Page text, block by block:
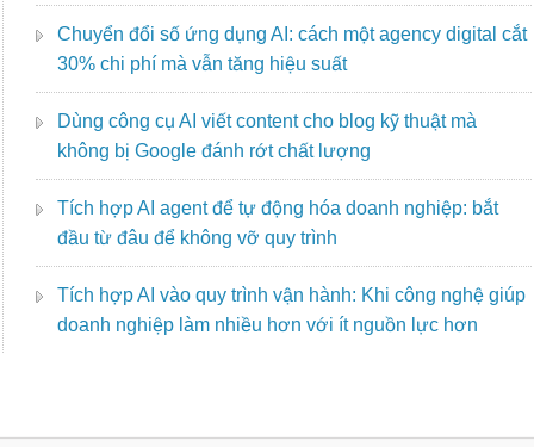
Chuyển đổi số ứng dụng AI: cách một agency digital cắt
30% chi phí mà vẫn tăng hiệu suất
Dùng công cụ AI viết content cho blog kỹ thuật mà
không bị Google đánh rớt chất lượng
Tích hợp AI agent để tự động hóa doanh nghiệp: bắt
đầu từ đâu để không vỡ quy trình
Tích hợp AI vào quy trình vận hành: Khi công nghệ giúp
doanh nghiệp làm nhiều hơn với ít nguồn lực hơn